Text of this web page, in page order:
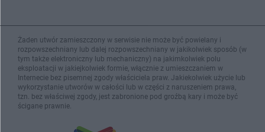
Żaden utwór zamieszczony w serwisie nie może być powielany i
rozpowszechniany lub dalej rozpowszechniany w jakikolwiek sposób (w
tym także elektroniczny lub mechaniczny) na jakimkolwiek polu
eksploatacji w jakiejkolwiek formie, włącznie z umieszczaniem w
Internecie bez pisemnej zgody właściciela praw. Jakiekolwiek użycie lub
wykorzystanie utworów w całości lub w części z naruszeniem prawa,
tzn. bez właściwej zgody, jest zabronione pod groźbą kary i może być
ścigane prawnie.